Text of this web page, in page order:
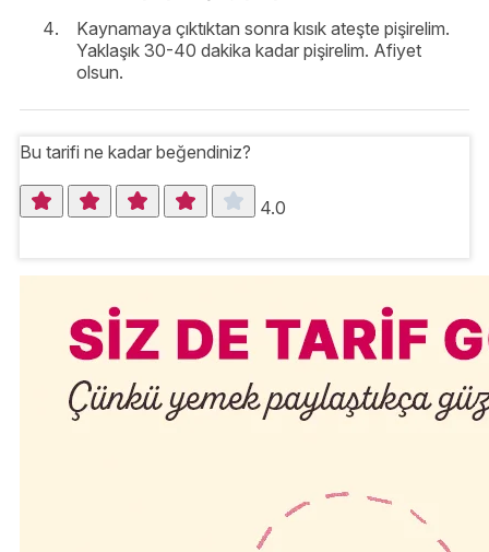
Kaynamaya çıktıktan sonra kısık ateşte pişirelim.
Yaklaşık 30-40 dakika kadar pişirelim. Afiyet
olsun.
Bu tarifi ne kadar beğendiniz?
4.0